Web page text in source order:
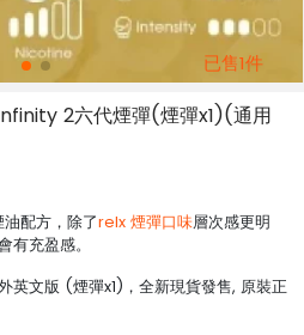
已售1件
2六代煙彈(煙彈x1)(通用
配方，除了relx 煙彈口味層次感更明
有充盈感。
英文版 (煙彈x1)，全新現貨發售, 原裝正